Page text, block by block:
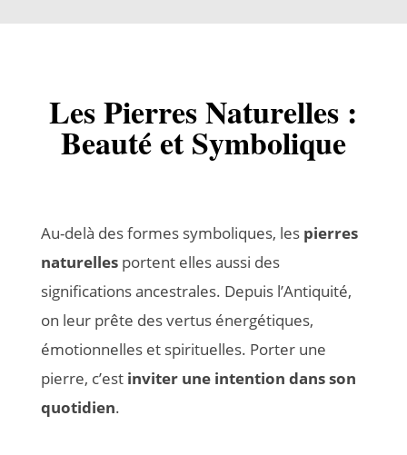
Les Pierres Naturelles :
Beauté et Symbolique
Au-delà des formes symboliques, les pierres
naturellesportent elles aussi des
significations ancestrales. Depuis l’Antiquité,
on leur prête des vertus énergétiques,
émotionnelles et spirituelles. Porter une
pierre, c’est inviter une intention dans son
quotidien.